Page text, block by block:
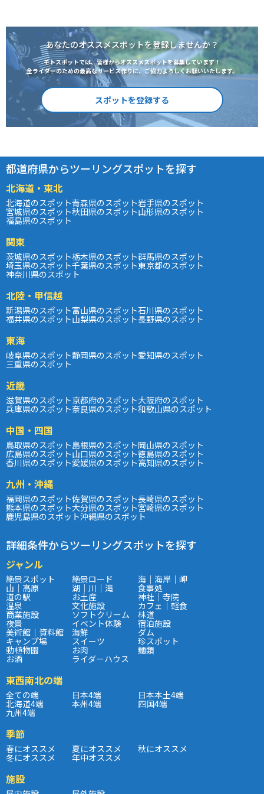
あなたのオススメスポットを登録しませんか？
モトスポットでは、皆様からオススメスポットを募集しています！
全ライダーのための最高なサービス作りに、ご協力よろしくお願いいたします。
スポットを登録する
都道府県からツーリングスポットを探す
北海道・東北
北海道のスポット青森県のスポット岩手県のスポット
宮城県のスポット秋田県のスポット山形県のスポット
福島県のスポット
関東
茨城県のスポット栃木県のスポット群馬県のスポット
埼玉県のスポット千葉県のスポット東京都のスポット
神奈川県のスポット
北陸・甲信越
新潟県のスポット富山県のスポット石川県のスポット
福井県のスポット山梨県のスポット長野県のスポット
東海
岐阜県のスポット静岡県のスポット愛知県のスポット
三重県のスポット
近畿
滋賀県のスポット京都府のスポット大阪府のスポット
兵庫県のスポット奈良県のスポット和歌山県のスポット
中国・四国
鳥取県のスポット島根県のスポット岡山県のスポット
広島県のスポット山口県のスポット徳島県のスポット
香川県のスポット愛媛県のスポット高知県のスポット
九州・沖縄
福岡県のスポット佐賀県のスポット長崎県のスポット
熊本県のスポット大分県のスポット宮崎県のスポット
鹿児島県のスポット沖縄県のスポット
詳細条件からツーリングスポットを探す
ジャンル
絶景スポット 絶景ロード 海｜海岸｜岬
山｜高原 湖｜川｜滝 食事処
道の駅 お土産 神社｜寺院
温泉 文化施設 カフェ｜軽食
商業施設 ソフトクリーム 林道
夜景 イベント体験 宿泊施設
美術館｜資料館 海鮮 ダム
キャンプ場 スイーツ 珍スポット
動植物園 お肉 麺類
お酒 ライダーハウス
東西南北の端
全ての端 日本4端 日本本土4端
北海道4端 本州4端 四国4端
九州4端
季節
春にオススメ 夏にオススメ 秋にオススメ
冬にオススメ 年中オススメ
施設